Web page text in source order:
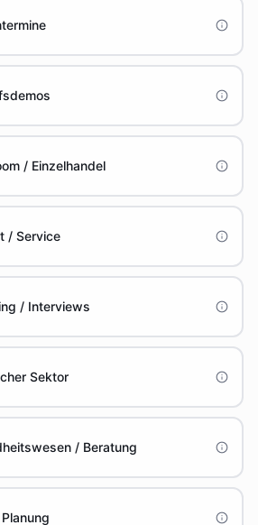
/ Einzelhandel
/ Service
/ Interviews
Sektor
/ Beratung